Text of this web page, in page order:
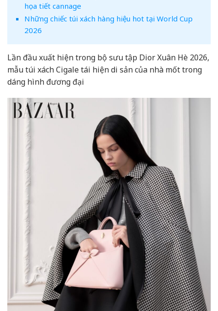
họa tiết cannage
Những chiếc túi xách hàng hiệu hot tại World Cup
2026
Lần đầu xuất hiện trong bộ sưu tập Dior Xuân Hè 2026,
mẫu túi xách Cigale tái hiện di sản của nhà mốt trong
dáng hình đương đại